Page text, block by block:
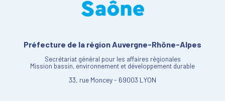
Préfecture de la région Auvergne-Rhône-Alpes
Secrétariat général pour les affaires régionales
Mission bassin, environnement et développement durable
33, rue Moncey - 69003 LYON